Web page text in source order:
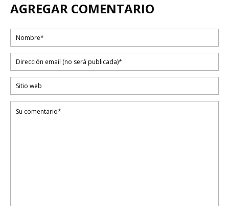
AGREGAR COMENTARIO